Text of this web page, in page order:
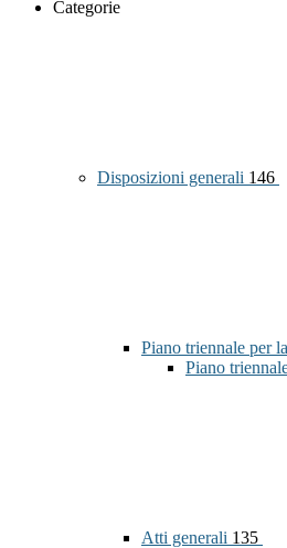
Categorie
Disposizioni generali 146
Piano triennale per
Piano
Atti generali 135